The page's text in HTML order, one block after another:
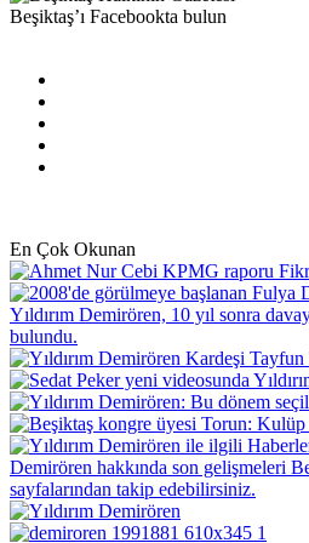
Beşiktaş’ı Facebookta bulun
En Çok Okunan